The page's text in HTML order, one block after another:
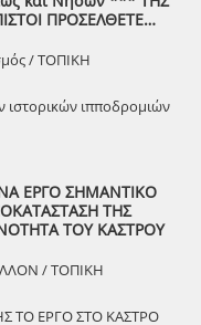
Τόλιος, Διεύθυνση
Σύλλογος Διβριωτών
– Νίκος
Θα ακολουθήσoυν
Πύργου Η είσοδος για
Μετά το πέρας της
όλοι μαζί με
ομάδα του
γεμάτη κέφι, χορό και
ΠΡΟΣΕΛΘΕΤΕ…
/ ΤΟΠΙΚΗ
ιπποδρομιών
ΕΡΓΟ ΣΗΜΑΝΤΙΚΟ
ΤΗΣ
ΤΟΥ ΚΑΣΤΡΟΥ
/ ΤΟΠΙΚΗ
ΤΟ ΕΡΓΟ ΣΤΟ ΚΑΣΤΡΟ